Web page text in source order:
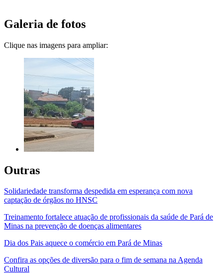
Galeria de fotos
Clique nas imagens para ampliar:
Outras
Solidariedade transforma despedida em esperança com nova
captação de órgãos no HNSC
Treinamento fortalece atuação de profissionais da saúde de Pará de
Minas na prevenção de doenças alimentares
Dia dos Pais aquece o comércio em Pará de Minas
Confira as opções de diversão para o fim de semana na Agenda
Cultural